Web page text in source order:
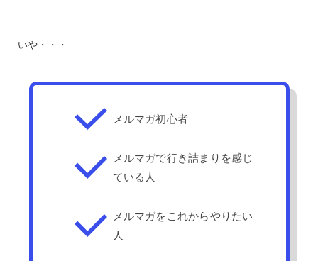
いや・・・
メルマガ初心者
メルマガで行き詰まりを感じ
ている人
メルマガをこれからやりたい
人